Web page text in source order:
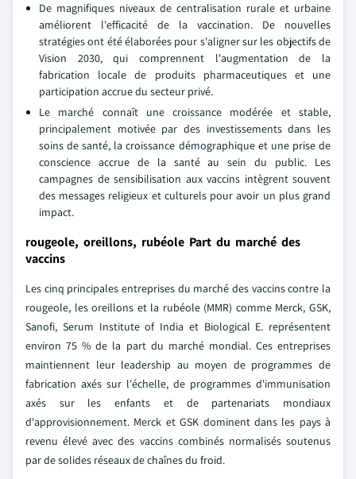
De magnifiques niveaux de centralisation rurale et urbaine
améliorent l'efficacité de la vaccination. De nouvelles
stratégies ont été élaborées pour s'aligner sur les objectifs de
Vision 2030, qui comprennent l'augmentation de la
fabrication locale de produits pharmaceutiques et une
participation accrue du secteur privé.
Le marché connaît une croissance modérée et stable,
principalement motivée par des investissements dans les
soins de santé, la croissance démographique et une prise de
conscience accrue de la santé au sein du public. Les
campagnes de sensibilisation aux vaccins intègrent souvent
des messages religieux et culturels pour avoir un plus grand
impact.
rougeole, oreillons, rubéole Part du marché des
vaccins
Les cinq principales entreprises du marché des vaccins contre la
rougeole, les oreillons et la rubéole (MMR) comme Merck, GSK,
Sanofi, Serum Institute of India et Biological E. représentent
environ 75 % de la part du marché mondial. Ces entreprises
maintiennent leur leadership au moyen de programmes de
fabrication axés sur l'échelle, de programmes d'immunisation
axés sur les enfants et de partenariats mondiaux
d'approvisionnement. Merck et GSK dominent dans les pays à
revenu élevé avec des vaccins combinés normalisés soutenus
par de solides réseaux de chaînes du froid.